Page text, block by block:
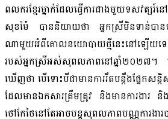
ពលករខ្មែរម្នាក់ដែលធ្វើការជាងមួយទសវត្ស
សុខម៉ៃ បាននិយាយថា អ្នកស្រីមិនទាន់បាន
ណាមួយអំពីគោលនយោបាយថ្មីនេះនៅឡើយទេ
របស់អ្នកស្រីអស់សុពលភាពនៅឆ្នាំ២០២៧។
ឃើញថា បើទោះបីជាមានការរឹតបន្តឹងផ្នែកស
ដែលមានឯកសារត្រឹមត្រូវ និងមានការងារ
ថៅកែថៃនៅតែអាចបន្តសុពលភាពបណ្ណការងារ